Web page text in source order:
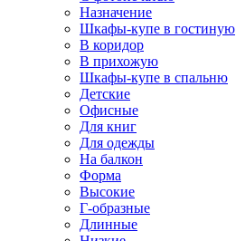
Назначение
Шкафы-купе в гостиную
В коридор
В прихожую
Шкафы-купе в спальню
Детские
Офисные
Для книг
Для одежды
На балкон
Форма
Высокие
Г-образные
Длинные